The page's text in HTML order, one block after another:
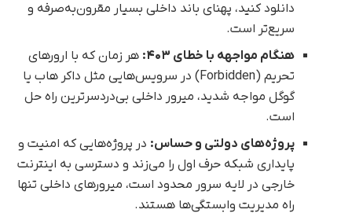
دانلود کنید، پهنای باند داخلی بسیار مقرون‌به‌صرفه و
سریع‌تر است.
هنگام مواجهه با خطای ۴۰۳:
هر زمان که با ارورهای
تحریم (Forbidden) در سرویس‌هایی مثل داکر هاب یا
گوگل مواجه شدید، میرور داخلی بی‌‌دردسرترین راه حل
است.
پروژه‌های دولتی و حساس: در پروژه‌هایی که امنیت و
پایداری شبکه حرف اول را می‌زند و دسترسی به اینترنت
خارجی در لایه سرور محدود است، میرورهای داخلی تنها
راه مدیریت وابستگی‌ها هستند.